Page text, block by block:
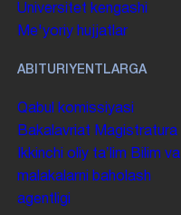
Universitet kengashi
Me'yoriy hujjatlar
ABITURIYENTLARGA
Qabul komissiyasi
Bakalavriat Magistratura
Ikkinchi oliy taʼlim Bilim va
malakalarni baholash
agentligi